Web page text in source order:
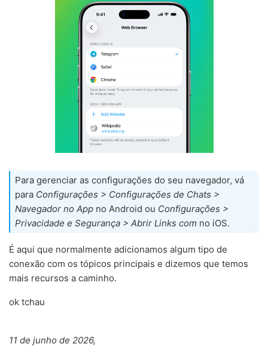
Para gerenciar as configurações do seu navegador, vá
para Configurações > Configurações de Chats >
Navegador no App no Android ou Configurações >
Privacidade e Segurança > Abrir Links com no iOS.
É aqui que normalmente adicionamos algum tipo de
conexão com os tópicos principais e dizemos que temos
mais recursos a caminho.
ok tchau
11 de junho de 2026,